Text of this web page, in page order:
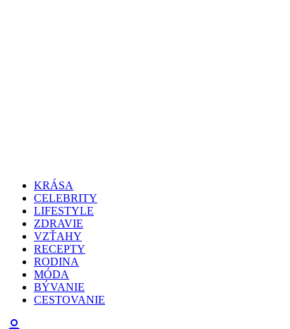
KRÁSA
CELEBRITY
LIFESTYLE
ZDRAVIE
VZŤAHY
RECEPTY
RODINA
MÓDA
BÝVANIE
CESTOVANIE